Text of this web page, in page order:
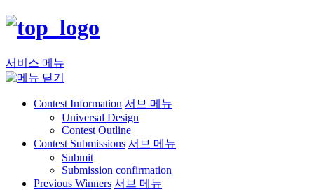
서비스 메뉴
Contest Information 서브 메뉴
Universal Design
Contest Outline
Contest Submissions 서브 메뉴
Submit
Submission confirmation
Previous Winners 서브 메뉴